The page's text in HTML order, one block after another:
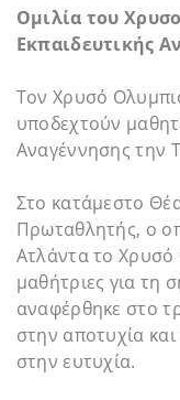
Ομιλία του
Εκπαιδευτικής
Τον Χρυσό
υποδεχτούν
Αναγέννησης την
Στο κατάμεστο
Πρωταθλητής, ο
Ατλάντα το Χρυσό
μαθήτριες για τη
αναφέρθηκε στο
στην αποτυχία
στην ευτυχία.